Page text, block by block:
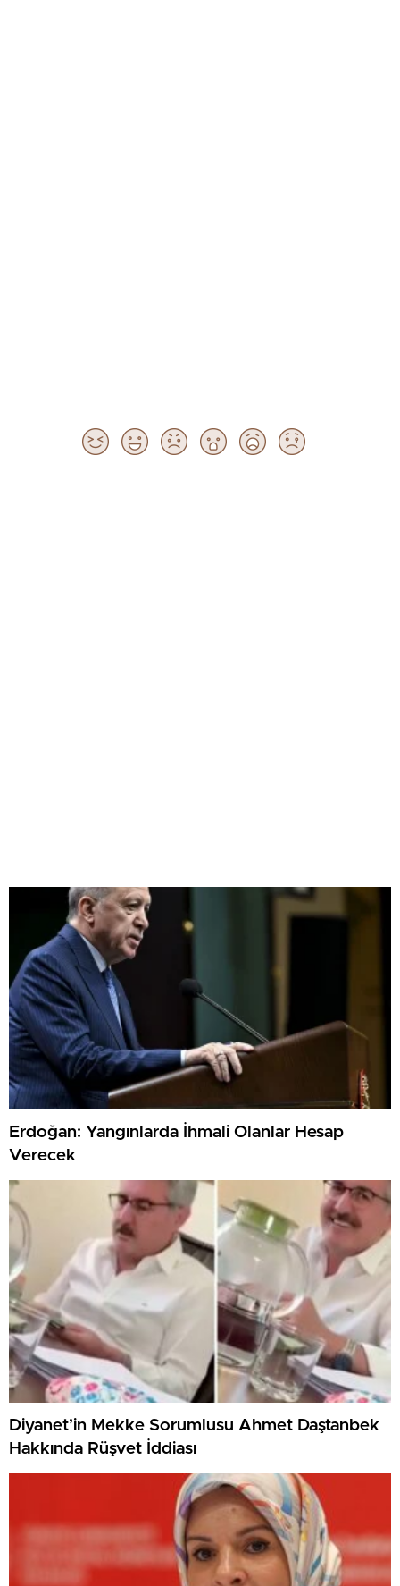
Erdoğan: Yangınlarda İhmali Olanlar Hesap
Verecek
Diyanet’in Mekke Sorumlusu Ahmet Daştanbek
Hakkında Rüşvet İddiası